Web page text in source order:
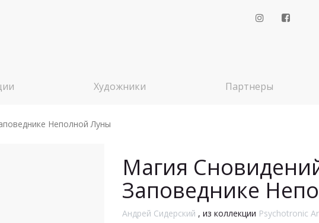
Художники Партнеры
Неполной Луны
Магия
Заповеднике
Андрей Сидерский , из коллекции Psychotronic